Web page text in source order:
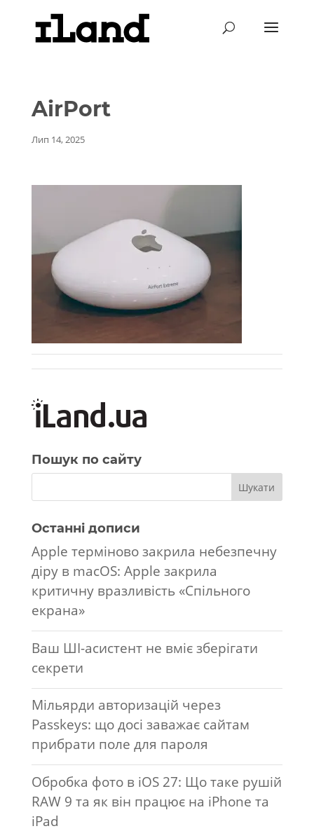
AirPort
Лип 14, 2025
Пошук по сайту
Останні дописи
Apple терміново закрила небезпечну
діру в macOS: Apple закрила
критичну вразливість «Спільного
екрана»
Ваш ШІ-асистент не вміє зберігати
секрети
Мільярди авторизацій через
Passkeys: що досі заважає сайтам
прибрати поле для пароля
Обробка фото в iOS 27: Що таке рушій
RAW 9 та як він працює на iPhone та
iPad